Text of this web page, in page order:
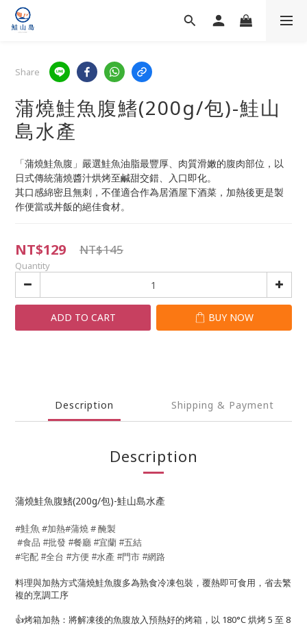
Share
蒲燒鮭魚腹鰭(200g/包)-鮭山
島水產
「蒲燒鮭魚腹」嚴選鮭魚油脂最豐厚、肉質滑嫩的腹肉部位，以
日式傳統蒲燒醬汁烘烤至鹹甜交錯、入口即化。
其口感綿密且無刺，不僅適合作為居酒屋下酒菜，加熱後更是製
作便當或丼飯的絕佳食材。
NT$129 NT$145
Quantity
ADD TO CART BUY NOW
Description Shipping & Payment
Description
蒲燒鮭魚腹鰭(200g/包)-鮭山島水產
#鮭魚 #加熱#蒲燒 # 醃製
#食品 #批發 #餐廳 #宜蘭 #五結
#宅配 #全台 #方便 #水產 #門市 #網路
料理與加熱方式蒲燒鮭魚腹多為熟食冷凍包裝，覆熱即可食用，省去繁
複的烹調工序
👍烤箱加熱：將解凍後的魚腹放入預熱好的烤箱，以 180°C 烘烤 5 至 8